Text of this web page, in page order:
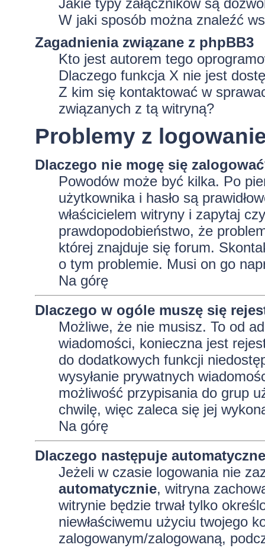
W jaki sposób można znaleźć
Zagadnienia związane z phpBB3
Kto jest autorem tego
Dlaczego funkcja X nie jest
Z kim się kontaktować w
związanych z tą witryną?
Problemy z
Dlaczego nie mogę się
Powodów może być kilka. Po
użytkownika i hasło są
właścicielem witryny i zapytaj
prawdopodobieństwo, że
której znajduje się forum.
o tym problemie. Musi on go
Na górę
Dlaczego w ogóle muszę się
Możliwe, że nie musisz. To od
wiadomości, konieczna jest
do dodatkowych funkcji
wysyłanie prywatnych
możliwość przypisania do grup
chwilę, więc zaleca się jej
Na górę
Dlaczego następuje
Jeżeli w czasie logowania nie
automatycznie, witryna
witrynie będzie trwał tylko
niewłaściwemu użyciu twojego
zalogowanym/zalogowaną,